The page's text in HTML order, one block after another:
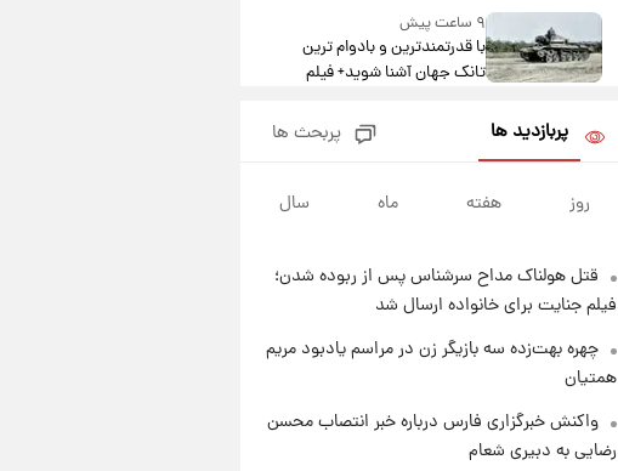
۹ ساعت پیش
با قدرتمندترین و بادوام ترین
تانک جهان آشنا شوید+ فیلم
قیمت طلا ۱۸عیار امروز شنبه ۱۷
مرداد ۱۴۰۵ +جدول
۱۰ ساعت پیش
۲۳ ساعت پیش
یک پیش ‌بینی مهم برای قیمت
دلار، طلا و سکه شنبه ۱۷ مرداد
۱۴۰۵
مقصد اروپا این تیم را ترک کرد!
پربازدید ها پربحث ها
روز هفته ماه سال
قتل هولناک مداح سرشناس پس از ربوده شدن؛
فیلم جنایت برای خانواده ارسال شد
چهره بهت‌زده سه بازیگر زن در مراسم یادبود مریم
همتیان
واکنش خبرگزاری فارس درباره خبر انتصاب محسن
رضایی به دبیری شعام